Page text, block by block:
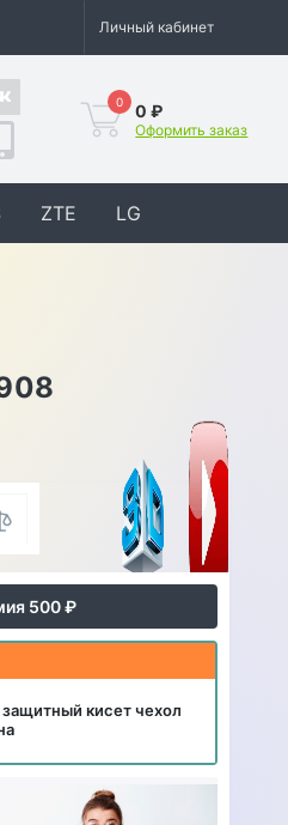
Личный кабинет
0 0 ₽
Оформить заказ
ZTE LG
500 ₽
кисет чехол